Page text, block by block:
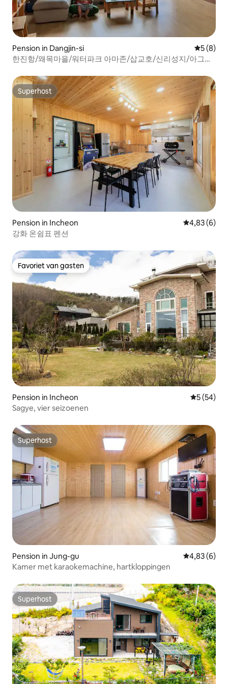
Pension in Dangjin-si
5 (8)
한진항/왜목마을/워터파크 아마존/삽교호/신리성지/아그로
Superhost
Superhost
Pension in Incheon Gemiddelde
4,83 (6)
강화 온쉼표 펜션
Favoriet van gasten
Favoriet van gasten
Pension in Incheon
5 (54)
Sagye, vier seizoenen
Superhost
Superhost
Pension in Jung-gu Gemiddelde
4,83 (6)
Kamer met karaokemachine, hartkloppingen
Superhost
Superhost